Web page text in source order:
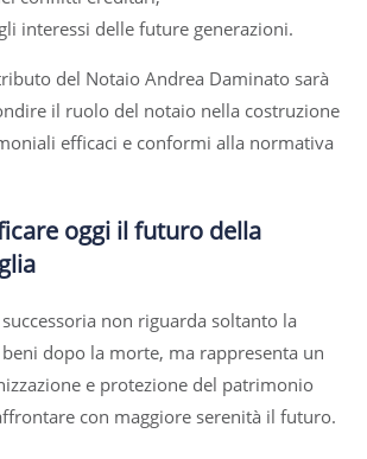
interessi delle future generazioni.
del Notaio Andrea Daminato sarà
il ruolo del notaio nella costruzione
efficaci e conformi alla normativa
oggi il futuro della
non riguarda soltanto la
dopo la morte, ma rappresenta un
e protezione del patrimonio
con maggiore serenità il futuro.